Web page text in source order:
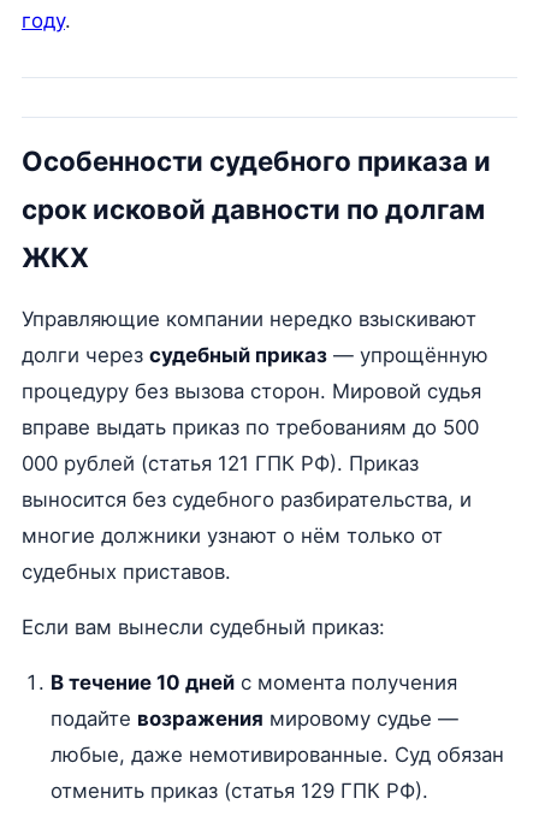
году.
Особенности судебного приказа и
срок исковой давности по долгам
ЖКХ
Управляющие компании нередко взыскивают
долги через судебный приказ— упрощённую
процедуру без вызова сторон. Мировой судья
вправе выдать приказ по требованиям до 500
000 рублей (статья 121 ГПК РФ). Приказ
выносится без судебного разбирательства, и
многие должники узнают о нём только от
судебных приставов.
Если вам вынесли судебный приказ:
В течение 10 днейс момента получения
подайте возражения мировому судье —
любые, даже немотивированные. Суд обязан
отменить приказ (статья 129 ГПК РФ).